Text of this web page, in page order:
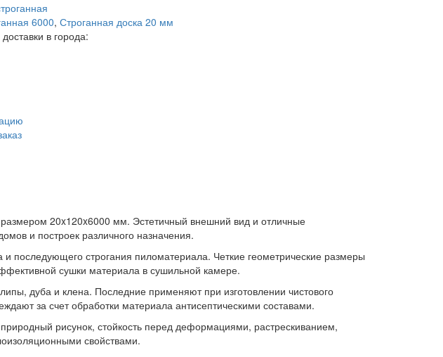
6000, Строганная доска 20 мм
в города:
20x120x6000 мм. Эстетичный внешний вид и отличные
и построек различного назначения.
и последующего строгания пиломатериала. Четкие геометрические размеры
сушки материала в сушильной камере.
дуба и клена. Последние применяют при изготовлении чистового
за счет обработки материала антисептическими составами.
рисунок, стойкость перед деформациями, растрескиванием,
свойствами.